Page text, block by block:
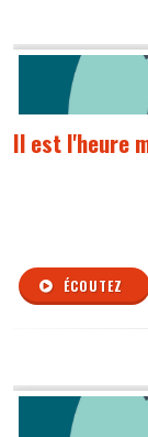
Il est l'heure
ÉCOUTEZ